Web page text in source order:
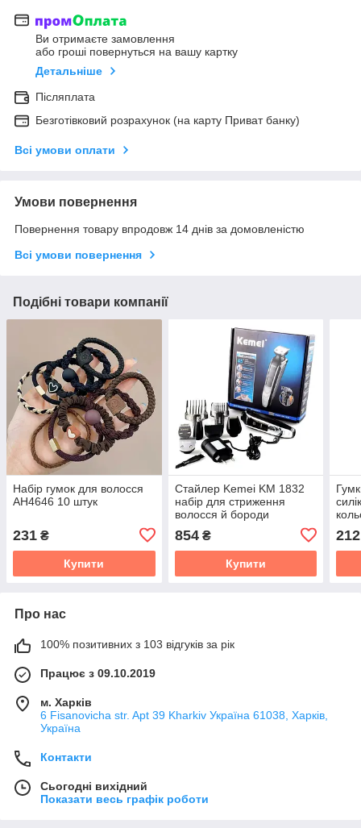
Ви отримаєте замовлення
або гроші повернуться на вашу картку
Детальніше
Післяплата
Безготівковий розрахунок (на карту Приват банку)
Всі умови оплати
Умови повернення
Повернення товару впродовж 14 днів за домовленістю
Всі умови повернення
Подібні товари компанії
Набір гумок для волосся
AH4646 10 штук
231 ₴
Купити
Стайлер Kemei KM 1832
набір для стриження
волосся й бороди
854₴
Купити
212
Про нас
100% позитивних з 103 відгуків за рік
Працює з 09.10.2019
м. Харків
6 Fisanovicha str. Apt 39 Kharkiv Україна 61038, Харків,
Україна
Контакти
Сьогодні вихідний
Показати весь графік роботи